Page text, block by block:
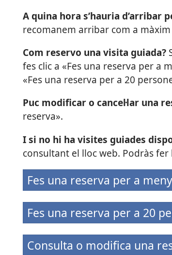
A quina hora s’hauria d’arribar
recomanem arribar com a
Com reservo una visita guiada?
fes clic a «Fes una reserva per a
«Fes una reserva per a 20
Puc modificar o cancel·lar una
reserva».
I si no hi ha visites guiades
consultant el lloc web. Podràs fer
Fes una reserva per a
Fes una reserva per a 20
Consulta o modifica una